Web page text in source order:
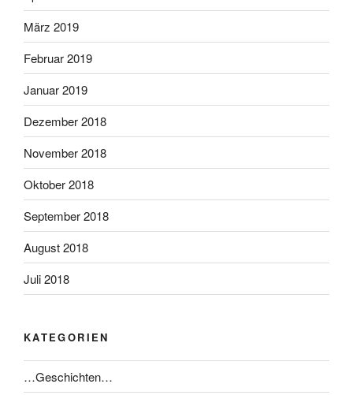
März 2019
Februar 2019
Januar 2019
Dezember 2018
November 2018
Oktober 2018
September 2018
August 2018
Juli 2018
KATEGORIEN
…Geschichten…